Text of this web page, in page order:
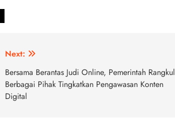
Next:
Bersama Berantas Judi Online, Pemerintah Rangkul
Berbagai Pihak Tingkatkan Pengawasan Konten
Digital